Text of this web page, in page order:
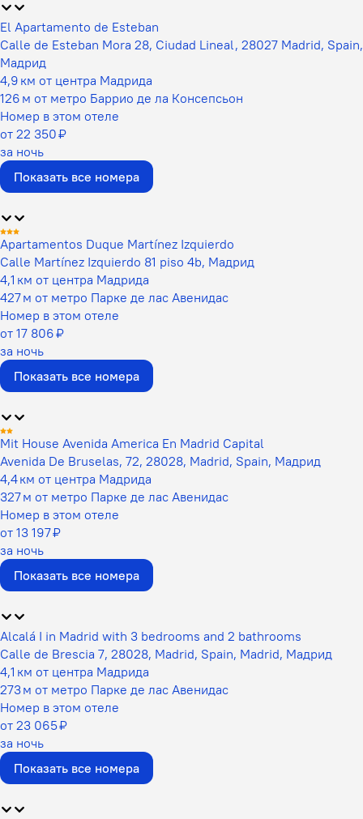
El Apartamento de Esteban
Calle de Esteban Mora 28, Ciudad Lineal, 28027 Madrid, Spain,
Мадрид
4,9 км от центра Мадрида
126 м от метро Баррио де ла Консепсьон
Номер в этом отеле
от 22 350 ₽
за ночь
Показать все номера
Apartamentos Duque Martínez Izquierdo
Calle Martínez Izquierdo 81 piso 4b, Мадрид
4,1 км от центра Мадрида
427 м от метро Парке де лас Авенидас
Номер в этом отеле
от 17 806 ₽
за ночь
Показать все номера
Mit House Avenida America En Madrid Capital
Avenida De Bruselas, 72, 28028, Madrid, Spain, Мадрид
4,4 км от центра Мадрида
327 м от метро Парке де лас Авенидас
Номер в этом отеле
от 13 197 ₽
за ночь
Показать все номера
Alcalá I in Madrid with 3 bedrooms and 2 bathrooms
Calle de Brescia 7, 28028, Madrid, Spain, Madrid, Мадрид
4,1 км от центра Мадрида
273 м от метро Парке де лас Авенидас
Номер в этом отеле
от 23 065 ₽
за ночь
Показать все номера